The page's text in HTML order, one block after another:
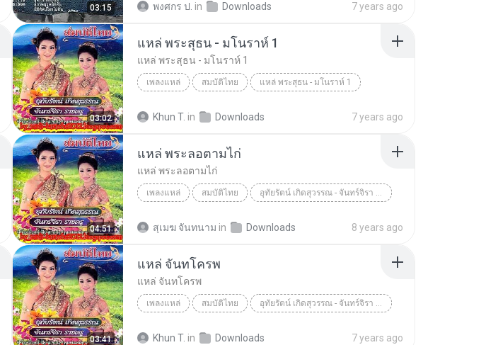
03:15 พงศกร ป. in Downloads 7 years ago
03:02
แหล่ พระสุธน - มโนราห์ 1
แหล่ พระสุธน - มโนราห์ 1
เพลงแหล่ สมบัติไทย แหล่ พระสุธน - มโนราห์ 1
Khun T. in Downloads 7 years ago
04:51
แหล่ พระลอตามไก่
แหล่ พระลอตามไก่
เพลงแหล่ สมบัติไทย อุทัยรัตน์ เกิดสุวรรณ - จันทร์จิรา ราชครู
สุเมฆ จันทนาม in Downloads 8 years ago
03:41
แหล่ จันทโครพ
แหล่ จันทโครพ
เพลงแหล่ สมบัติไทย อุทัยรัตน์ เกิดสุวรรณ - จันทร์จิรา ราชครู
Khun T. in Downloads 7 years ago